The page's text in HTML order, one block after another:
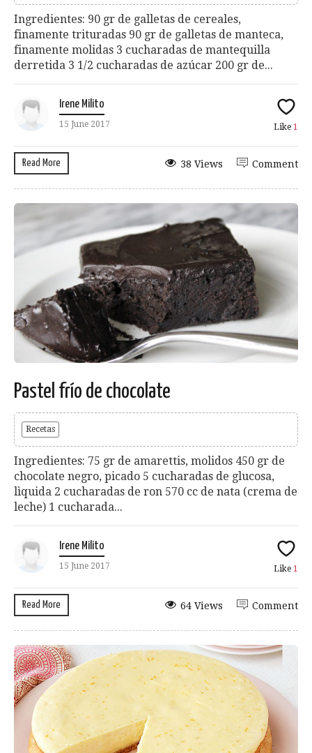
Ingredientes: 90 gr de galletas de cereales,
finamente trituradas 90 gr de galletas de manteca,
finamente molidas 3 cucharadas de mantequilla
derretida 3 1/2 cucharadas de azúcar 200 gr de...
Irene Milito
15 June 2017 Like 1
Read More Comment
38 Views
Pastel frío de chocolate
Recetas
Ingredientes: 75 gr de amarettis, molidos 450 gr de
chocolate negro, picado 5 cucharadas de glucosa,
lìquida 2 cucharadas de ron 570 cc de nata (crema de
leche) 1 cucharada...
Irene Milito
15 June 2017 Like 1
Read More Comment
64 Views